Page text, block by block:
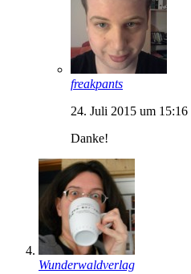
freakpants
24. Juli 2015 um
Danke!
Wunderwaldverlag